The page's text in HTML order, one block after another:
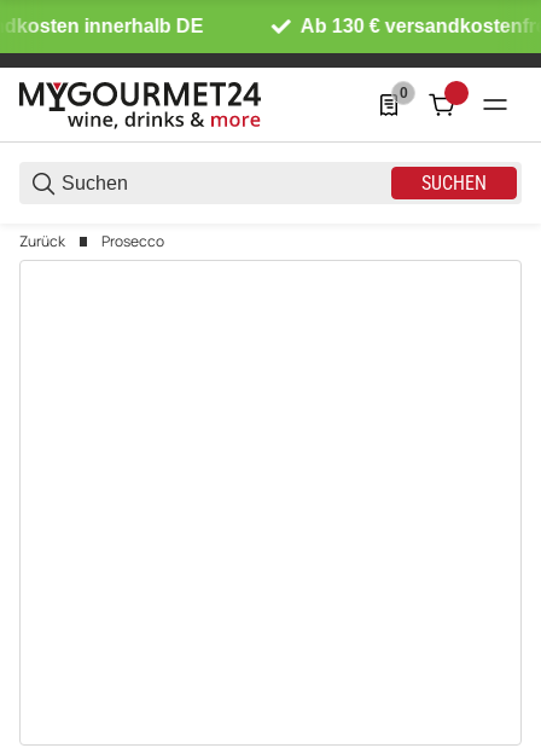
innerhalb DE Ab 130 €
SUCHEN
0
0 Produkte in der
Zurück Prosecco